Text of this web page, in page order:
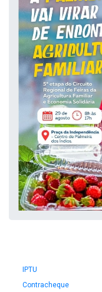
IPTU
Contracheque